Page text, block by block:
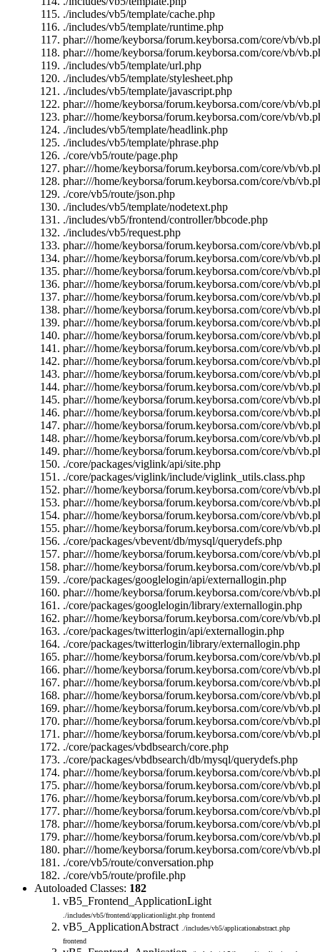
./includes/vb5/template/cache.php
./includes/vb5/template/runtime.php
phar:///home/keyborsa/forum.keyborsa.com/core/vb/
phar:///home/keyborsa/forum.keyborsa.com/core/vb/
./includes/vb5/template/url.php
./includes/vb5/template/stylesheet.php
./includes/vb5/template/javascript.php
phar:///home/keyborsa/forum.keyborsa.com/core/vb/
phar:///home/keyborsa/forum.keyborsa.com/core/vb/
./includes/vb5/template/headlink.php
./includes/vb5/template/phrase.php
./core/vb5/route/page.php
phar:///home/keyborsa/forum.keyborsa.com/core/vb/
phar:///home/keyborsa/forum.keyborsa.com/core/vb/
./core/vb5/route/json.php
./includes/vb5/template/nodetext.php
./includes/vb5/frontend/controller/bbcode.php
./includes/vb5/request.php
phar:///home/keyborsa/forum.keyborsa.com/core/vb/
phar:///home/keyborsa/forum.keyborsa.com/core/vb/
phar:///home/keyborsa/forum.keyborsa.com/core/vb/
phar:///home/keyborsa/forum.keyborsa.com/core/vb/
phar:///home/keyborsa/forum.keyborsa.com/core/vb/
phar:///home/keyborsa/forum.keyborsa.com/core/vb/
phar:///home/keyborsa/forum.keyborsa.com/core/vb/
phar:///home/keyborsa/forum.keyborsa.com/core/vb/
phar:///home/keyborsa/forum.keyborsa.com/core/vb/
phar:///home/keyborsa/forum.keyborsa.com/core/vb/
phar:///home/keyborsa/forum.keyborsa.com/core/vb/
phar:///home/keyborsa/forum.keyborsa.com/core/vb/
phar:///home/keyborsa/forum.keyborsa.com/core/vb/
phar:///home/keyborsa/forum.keyborsa.com/core/vb/
phar:///home/keyborsa/forum.keyborsa.com/core/vb/
phar:///home/keyborsa/forum.keyborsa.com/core/vb/
phar:///home/keyborsa/forum.keyborsa.com/core/vb/
./core/packages/viglink/api/site.php
./core/packages/viglink/include/viglink_utils.class.php
phar:///home/keyborsa/forum.keyborsa.com/core/vb/
phar:///home/keyborsa/forum.keyborsa.com/core/vb/
phar:///home/keyborsa/forum.keyborsa.com/core/vb/
phar:///home/keyborsa/forum.keyborsa.com/core/vb/
./core/packages/vbevent/db/mysql/querydefs.php
phar:///home/keyborsa/forum.keyborsa.com/core/vb/
phar:///home/keyborsa/forum.keyborsa.com/core/vb/
./core/packages/googlelogin/api/externallogin.php
phar:///home/keyborsa/forum.keyborsa.com/core/vb/
./core/packages/googlelogin/library/externallogin.php
phar:///home/keyborsa/forum.keyborsa.com/core/vb/
./core/packages/twitterlogin/api/externallogin.php
./core/packages/twitterlogin/library/externallogin.php
phar:///home/keyborsa/forum.keyborsa.com/core/vb/
phar:///home/keyborsa/forum.keyborsa.com/core/vb/
phar:///home/keyborsa/forum.keyborsa.com/core/vb/
phar:///home/keyborsa/forum.keyborsa.com/core/vb/
phar:///home/keyborsa/forum.keyborsa.com/core/vb/
phar:///home/keyborsa/forum.keyborsa.com/core/vb/
phar:///home/keyborsa/forum.keyborsa.com/core/vb/
./core/packages/vbdbsearch/core.php
./core/packages/vbdbsearch/db/mysql/querydefs.php
phar:///home/keyborsa/forum.keyborsa.com/core/vb/
phar:///home/keyborsa/forum.keyborsa.com/core/vb/
phar:///home/keyborsa/forum.keyborsa.com/core/vb/
phar:///home/keyborsa/forum.keyborsa.com/core/vb/
phar:///home/keyborsa/forum.keyborsa.com/core/vb/
phar:///home/keyborsa/forum.keyborsa.com/core/vb/
phar:///home/keyborsa/forum.keyborsa.com/core/vb/
./core/vb5/route/conversation.php
./core/vb5/route/profile.php
Autoloaded Classes: 182
vB5_Frontend_ApplicationLight
./includes/vb5/frontend/applicationlight.php frontend
vB5_ApplicationAbstract ./includes/vb5/applicationabstract.php
frontend